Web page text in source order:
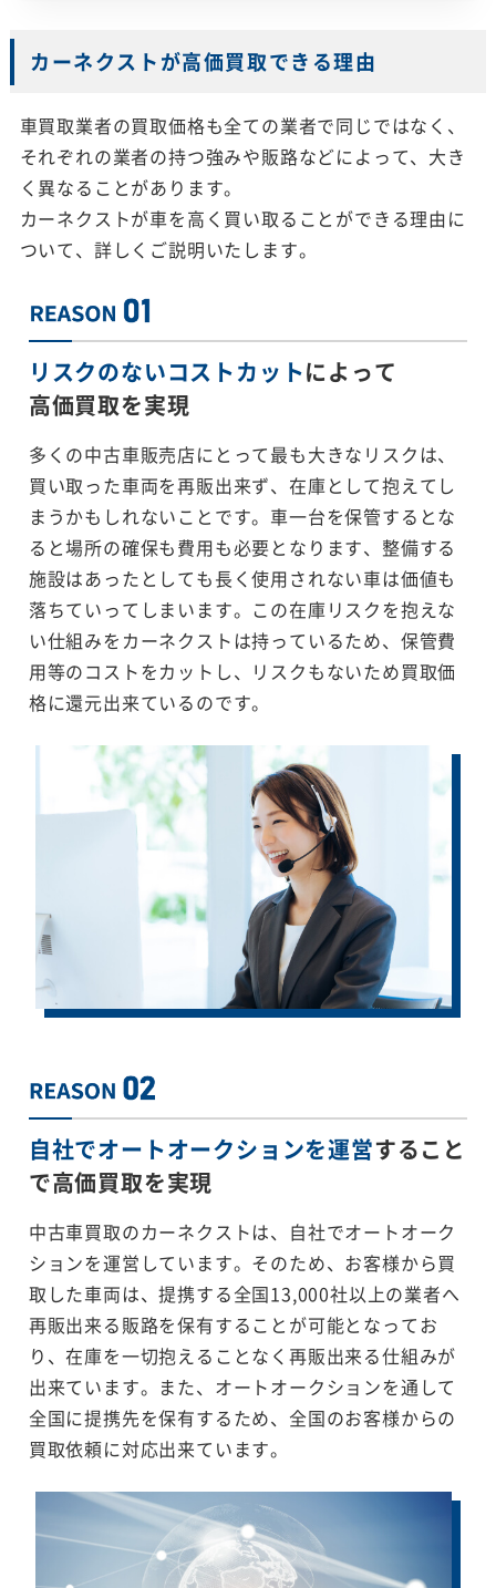
カーネクストが高価買取できる理由
車買取業者の買取価格も全ての業者で同じではなく、
それぞれの業者の持つ強みや販路などによって、大き
く異なることがあります。
カーネクストが車を高く買い取ることができる理由に
ついて、詳しくご説明いたします。
リスクのないコストカットによって
高価買取を実現
多くの中古車販売店にとって最も大きなリスクは、
買い取った車両を再販出来ず、在庫として抱えてし
まうかもしれないことです。車一台を保管するとな
ると場所の確保も費用も必要となります、整備する
施設はあったとしても長く使用されない車は価値も
落ちていってしまいます。この在庫リスクを抱えな
い仕組みをカーネクストは持っているため、保管費
用等のコストをカットし、リスクもないため買取価
格に還元出来ているのです。
自社でオートオークションを運営すること
で高価買取を実現
中古車買取のカーネクストは、自社でオートオーク
ションを運営しています。そのため、お客様から買
取した車両は、提携する全国13,000社以上の業者へ
再販出来る販路を保有することが可能となってお
り、在庫を一切抱えることなく再販出来る仕組みが
出来ています。また、オートオークションを通して
全国に提携先を保有するため、全国のお客様からの
買取依頼に対応出来ています。